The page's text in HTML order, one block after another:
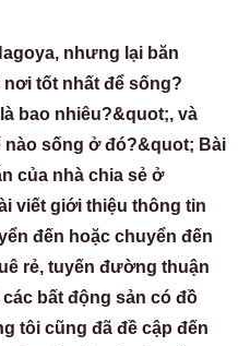
nhưng lại băn
tốt nhất để sống?
bao nhiêu?&quot;, và
sống ở đó?&quot; Bài
của nhà chia sẻ ở
viết giới thiệu thông tin
đến hoặc chuyển đến
rẻ, tuyến đường thuận
bất động sản có đồ
tôi cũng đã đề cập đến